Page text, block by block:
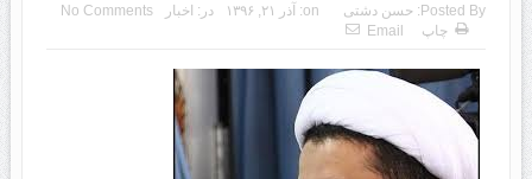
Posted By: حسن دشتی on: آذر ۲۱, ۱۳۹۶ در: اخبار
No Comments
چاپ
Email